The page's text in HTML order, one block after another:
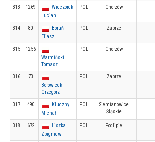
313 1269
Wieczorek
Lucjan
POL Chorzów
314 80
Boruń
Eliasz
POL Zabrze
315
1256
Warmiński
Tomasz
POL Chorzów
316
73
Borowiecki
Grzegorz
POL Zabrze
317 490
Kluczny
Michał
POL
Siemianowice
Śląskie
318 672
Liszka
Zbigniew
POL Podlipie